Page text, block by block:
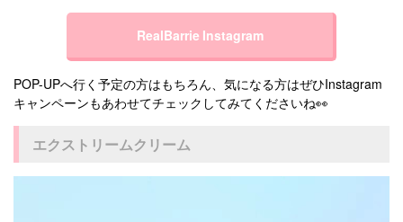
RealBarrie Instagram
POP-UPへ行く予定の方はもちろん、気になる方はぜひInstagram
キャンペーンもあわせてチェックしてみてくださいね👀
エクストリームクリーム